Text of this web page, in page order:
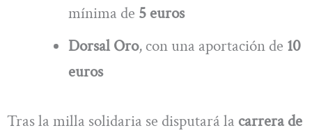
mínima de 5 euros
Dorsal Oro, con una aportación de 10
euros
Tras la milla solidaria se disputará la carrera de